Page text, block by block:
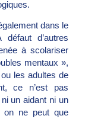
dans le
d’autres
à scolariser
mentaux »,
les adultes de
ce n’est pas
un aidant ni un
on ne peut que